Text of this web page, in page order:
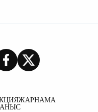
ЖАРНАМА